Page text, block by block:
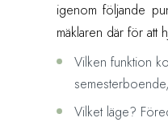
igenom följande
mäklaren där för att
Vilken funktion
Vilket läge?